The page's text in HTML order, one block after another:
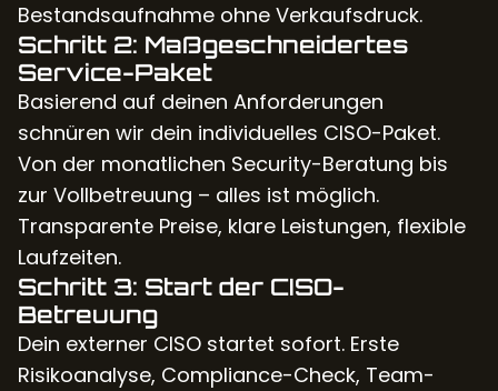
Bestandsaufnahme ohne Verkaufsdruck.
Schritt 2: Maßgeschneidertes
Service-Paket
Basierend auf deinen Anforderungen
schnüren wir dein individuelles CISO-Paket.
Von der monatlichen Security-Beratung bis
zur Vollbetreuung – alles ist möglich.
Transparente Preise, klare Leistungen, flexible
Laufzeiten.
Schritt 3: Start der CISO-
Betreuung
Dein externer CISO startet sofort. Erste
Risikoanalyse, Compliance-Check, Team-